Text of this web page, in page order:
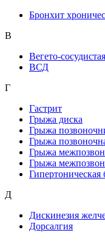
Бронхит
В
Вегето-
ВСД
Г
Гастрит
Грыжа диска
Грыжа
Грыжа
Грыжа
Грыжа
Гипертоническая
Д
Дискинезия
Дорсалгия